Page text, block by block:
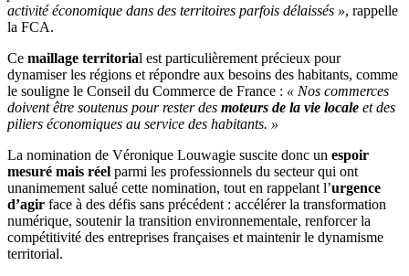
activité économique dans des territoires parfois délaissés », rappelle
la FCA.
Ce maillage territorial est particulièrement précieux pour
dynamiser les régions et répondre aux besoins des habitants, comme
le souligne le Conseil du Commerce de France : « Nos commerces
doivent être soutenus pour rester des moteurs de la vie locale et des
piliers économiques au service des habitants. »
La nomination de Véronique Louwagie suscite donc un espoir
mesuré mais réel parmi les professionnels du secteur qui ont
unanimement salué cette nomination, tout en rappelant l’urgence
d’agir face à des défis sans précédent : accélérer la transformation
numérique, soutenir la transition environnementale, renforcer la
compétitivité des entreprises françaises et maintenir le dynamisme
territorial.